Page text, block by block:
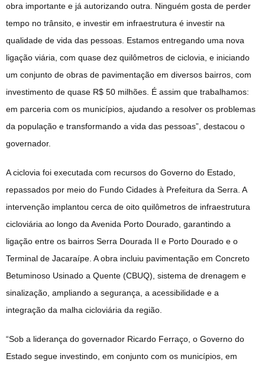
obra importante e já autorizando outra. Ninguém gosta de perder
tempo no trânsito, e investir em infraestrutura é investir na
qualidade de vida das pessoas. Estamos entregando uma nova
ligação viária, com quase dez quilômetros de ciclovia, e iniciando
um conjunto de obras de pavimentação em diversos bairros, com
investimento de quase R$ 50 milhões. É assim que trabalhamos:
em parceria com os municípios, ajudando a resolver os problemas
da população e transformando a vida das pessoas”, destacou o
governador.
A ciclovia foi executada com recursos do Governo do Estado,
repassados por meio do Fundo Cidades à Prefeitura da Serra. A
intervenção implantou cerca de oito quilômetros de infraestrutura
cicloviária ao longo da Avenida Porto Dourado, garantindo a
ligação entre os bairros Serra Dourada II e Porto Dourado e o
Terminal de Jacaraípe. A obra incluiu pavimentação em Concreto
Betuminoso Usinado a Quente (CBUQ), sistema de drenagem e
sinalização, ampliando a segurança, a acessibilidade e a
integração da malha cicloviária da região.
“Sob a liderança do governador Ricardo Ferraço, o Governo do
Estado segue investindo, em conjunto com os municípios, em